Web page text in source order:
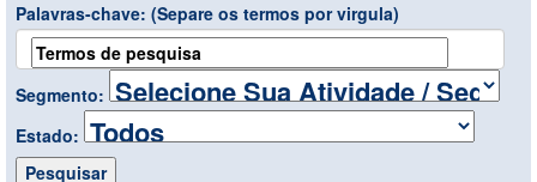
Palavras-chave: (Separe os termos por virgula)
Segmento:
Estado: